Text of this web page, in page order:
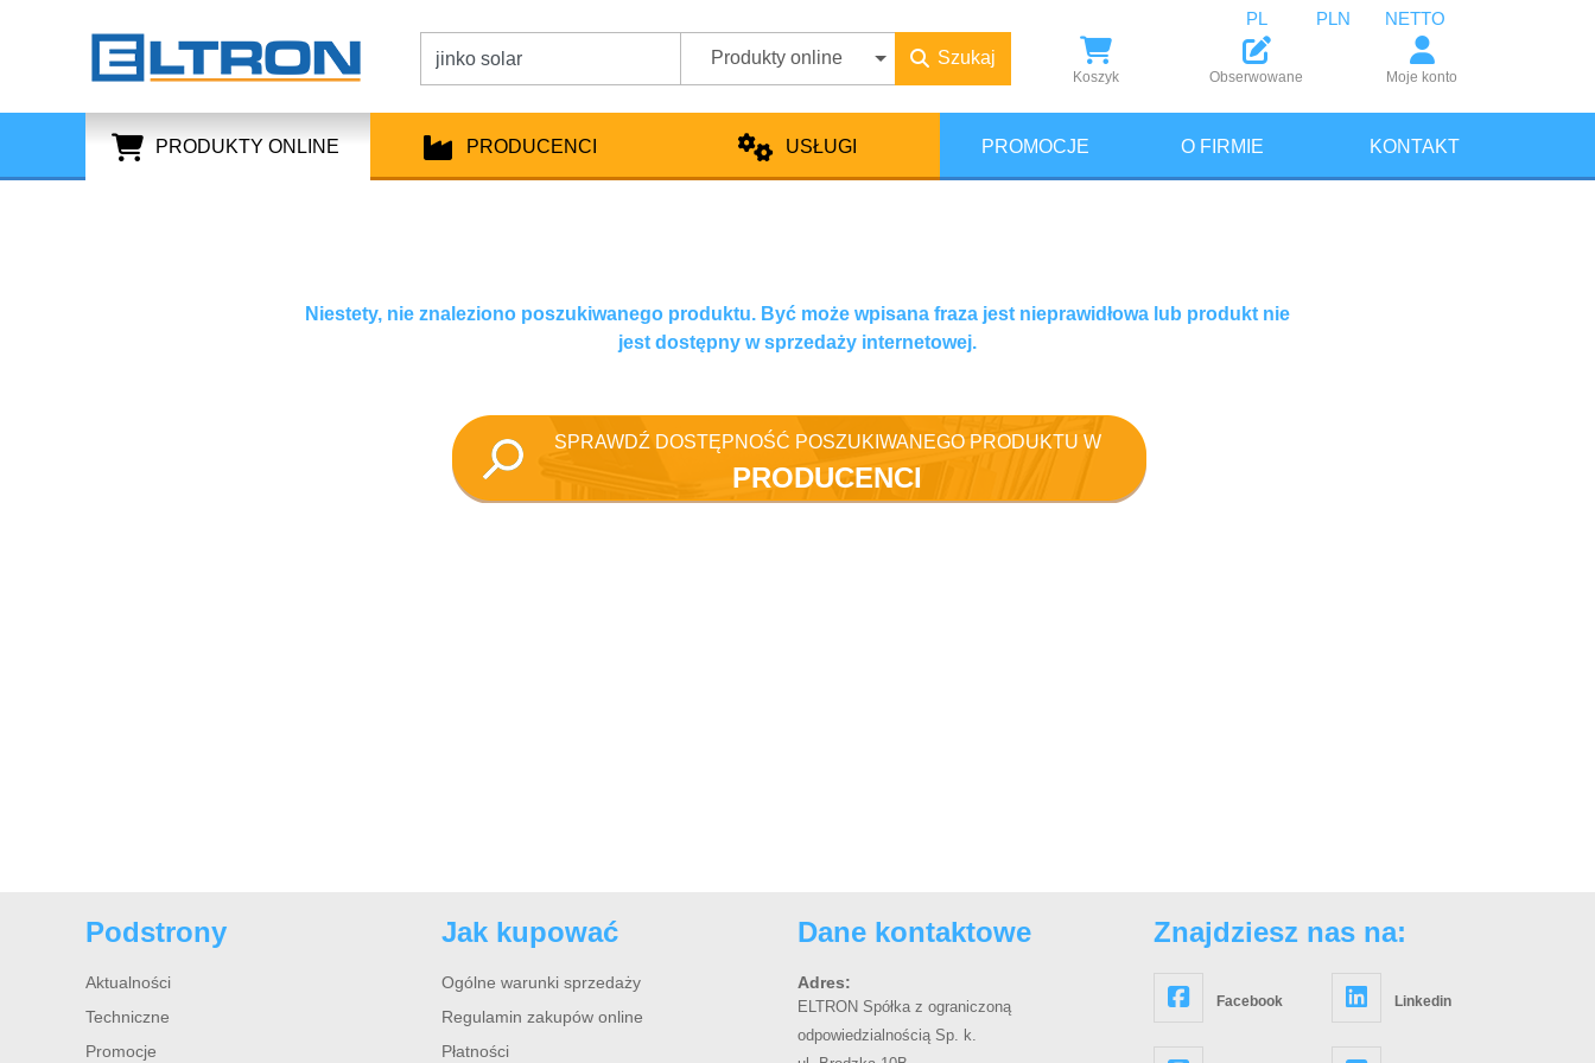
Produkty online Szukaj
Koszyk Obserwowane Moje konto
PL PLN NETTO
PRODUKTY ONLINE PRODUCENCI USŁUGI PROMOCJE O FIRMIE KONTAKT
Niestety, nie znaleziono poszukiwanego produktu. Być może wpisana fraza jest nieprawidłowa lub produkt nie
jest dostępny w sprzedaży internetowej.
SPRAWDŹ DOSTĘPNOŚĆ POSZUKIWANEGO PRODUKTU W
PRODUCENCI
Podstrony
Aktualności
Techniczne
Promocje
Jak kupować
Ogólne warunki sprzedaży
Regulamin zakupów online
Płatności
Dane kontaktowe
Adres:
ELTRON Spółka z ograniczoną
odpowiedzialnością Sp. k.
Znajdziesz nas na:
Facebook Linkedin